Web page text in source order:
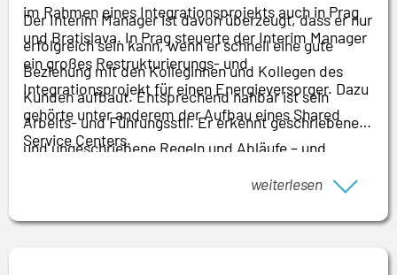
im Rahmen eines Integrationsprojekts auch in Prag
und Bratislava. In Prag steuerte der Interim Manager
ein großes Restrukturierungs- und
Integrationsprojekt für einen Energieversorger. Dazu
gehörte unter anderem der Aufbau eines Shared
Service Centers.
Der Interim Manager ist davon überzeugt, dass er nur
erfolgreich sein kann, wenn er schnell eine gute
Beziehung mit den Kolleginnen und Kollegen des
Kunden aufbaut. Entsprechend nahbar ist sein
Arbeits- und Führungsstil. Er erkennt geschriebene
und ungeschriebene Regeln und Abläufe – und
weiterlesen